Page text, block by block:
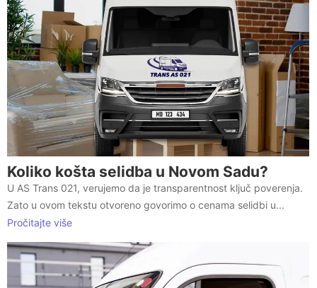
Koliko košta selidba u Novom Sadu?
U AS Trans 021, verujemo da je transparentnost ključ poverenja.
Zato u ovom tekstu otvoreno govorimo o cenama selidbi u...
Pročitajte više